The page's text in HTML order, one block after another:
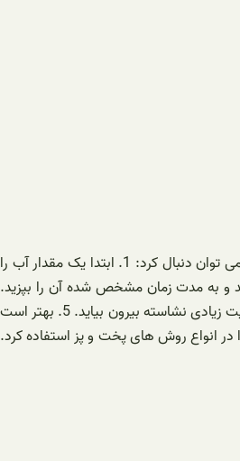
علاوه بر معرفی و فواید سلامتی ماکارونی گوش ماهی، می توان به نحوه آماده سازی و چگونگی استفاده از آن نیز اشاره کرد. برای آماده سازی ماکارونی گوش ماهی، مراحل زیر را می توان دنبال کرد: 1. ابتدا یک مقدار آب را
کنید. 3. مدت زمان پخت ماکارونی را روی بسته بنویسید و به مدت زمان مشخص شده آن را بپزید.
حداکثر زمان مورد نیاز برای پخت ماکارونی گوش ماهی حدود 10-8 دقیقه است. 4. پس از اینکه ماکارونی بپزد، آب آن را از آن جدا کنید و با آب سرد پاستا را شستشو دهید تا از کمیت زیادی نشاسته بیرون بیاید. 5. بهتر است
در انواع روش های پخت و پز استفاده کرد.